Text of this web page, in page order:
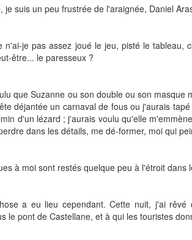
je suis un peu frustrée de l'araignée, Daniel
n'ai-je pas assez joué le jeu, pisté le
être... le paresseux ?
que Suzanne ou son double ou son
déjantée un carnaval de fous ou j'aurais
d'un lézard ; j'aurais voulu qu'elle
dans les détails, me dé-former, moi qui
à moi sont restés quelque peu à l'étroit dans
a eu lieu cependant. Cette nuit, j'ai
le pont de Castellane, et à qui les touristes